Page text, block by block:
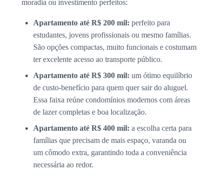
moradia ou investimento perfeitos:
Apartamento até R$ 200 mil: perfeito para
estudantes, jovens profissionais ou mesmo famílias.
São opções compactas, muito funcionais e costumam
ter excelente acesso ao transporte público.
Apartamento até R$ 300 mil: um ótimo equilíbrio
de custo-benefício para quem quer sair do aluguel.
Essa faixa reúne condomínios modernos com áreas
de lazer completas e boa localização.
Apartamento até R$ 400 mil: a escolha certa para
famílias que precisam de mais espaço, varanda ou
um cômodo extra, garantindo toda a conveniência
necessária ao redor.